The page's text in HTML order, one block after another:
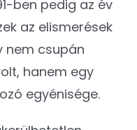
ben pedig az év
az elismerések
nem csupán
hanem egy
egyénisége.